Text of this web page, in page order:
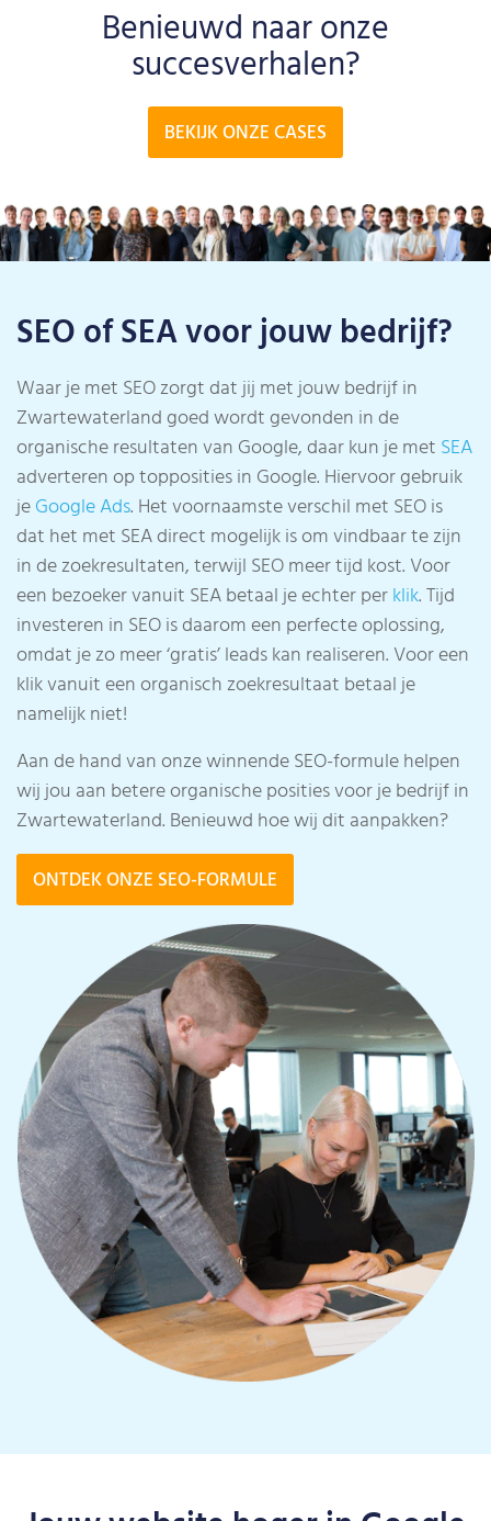
Benieuwd naar onze
succesverhalen?
BEKIJK ONZE CASES
SEO of SEA voor jouw bedrijf?
Waar je met SEO zorgt dat jij met jouw bedrijf in
Zwartewaterland goed wordt gevonden in de
organische resultaten van Google, daar kun je met SEA
adverteren op topposities in Google. Hiervoor gebruik
jeGoogle Ads. Het voornaamste verschil met SEO is
dat het met SEA direct mogelijk is om vindbaar te zijn
in de zoekresultaten, terwijl SEO meer tijd kost. Voor
een bezoeker vanuit SEA betaal je echter perklik. Tijd
investeren in SEO is daarom een perfecte oplossing,
omdat je zo meer ‘gratis’ leads kan realiseren. Voor een
klik vanuit een organisch zoekresultaat betaal je
namelijk niet!
Aan de hand van onze winnende SEO-formule helpen
wij jou aan betere organische posities voor je bedrijf in
Zwartewaterland. Benieuwd hoe wij dit aanpakken?
ONTDEK ONZE SEO-FORMULE